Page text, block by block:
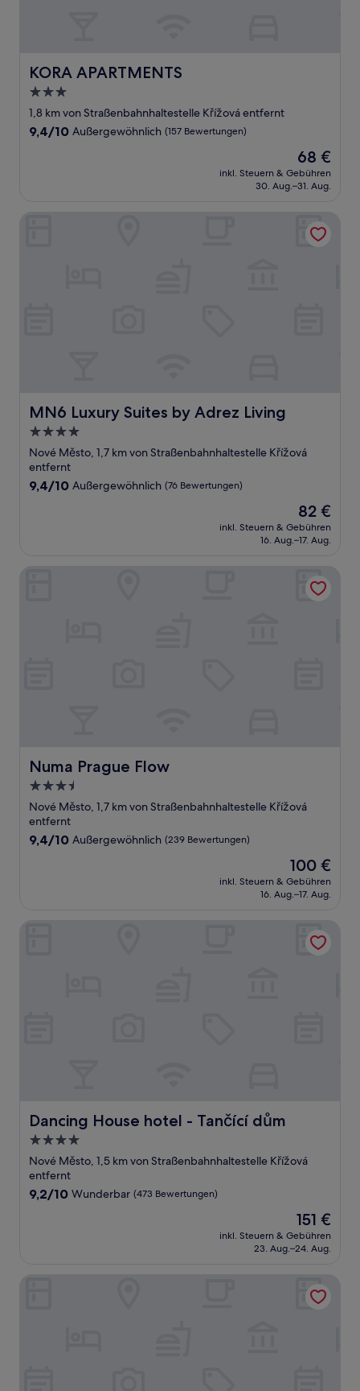
KORA APARTMENTS
KORA APARTMENTS
3.0-
Sterne-
Unterkunft
1,8 km von Straßenbahnhaltestelle Křížová entfernt
9.4
9,4/10 Außergewöhnlich (157 Bewertungen)
Der
Preis
beträgt
68 €
inkl. Steuern & Gebühren
30. Aug.–31. Aug.
MN6 Luxury Suites by Adrez Living
MN6 Luxury Suites by Adrez Living
4.0-
Sterne-
Unterkunft
Nové Město, 1,7 km von Straßenbahnhaltestelle Křížová
entfernt
9.4
9,4/10 Außergewöhnlich (76 Bewertungen)
Der
Preis
beträgt
82 €
inkl. Steuern & Gebühren
16. Aug.–17. Aug.
Numa Prague Flow
Numa Prague Flow
3.5-
Sterne-
Unterkunft
Nové Město, 1,7 km von Straßenbahnhaltestelle Křížová
entfernt
9.4
9,4/10 Außergewöhnlich (239 Bewertungen)
Der
Preis
beträgt
100 €
inkl. Steuern & Gebühren
16. Aug.–17. Aug.
Dancing House hotel - Tančící dům
Dancing House hotel - Tančící dům
4.0-
Sterne-
Unterkunft
Nové Město, 1,5 km von Straßenbahnhaltestelle Křížová
entfernt
9.2
9,2/10 Wunderbar (473 Bewertungen)
Der
Preis
beträgt
151 €
inkl. Steuern & Gebühren
23. Aug.–24. Aug.